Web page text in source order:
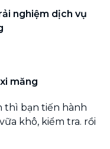
nghiệm dịch vụ
măng
thì bạn tiến hành
khô, kiểm tra. rồi